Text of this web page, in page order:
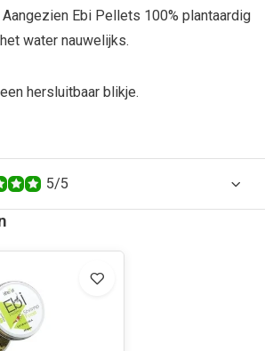
Ebi Pellets 100% plantaardig
water nauwelijks.
hersluitbaar blikje.
5/5